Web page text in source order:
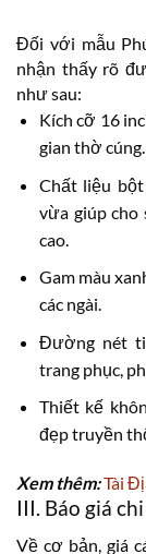
Đối với mẫu
nhận thấy rõ
như sau:
Kích cỡ 16
gian thờ cúng.
Chất liệu bột
vừa giúp cho
cao.
Gam màu
các ngài.
Đường nét
trang phục,
Thiết kế
đẹp truyền
Xem thêm:Tài
III. Báo giá
Về cơ bản, giá